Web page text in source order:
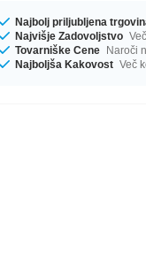
Najbolj priljubljena
Najvišje Zadovoljstvo
Tovarniške Cene Naroči
Najboljša Kakovost Več